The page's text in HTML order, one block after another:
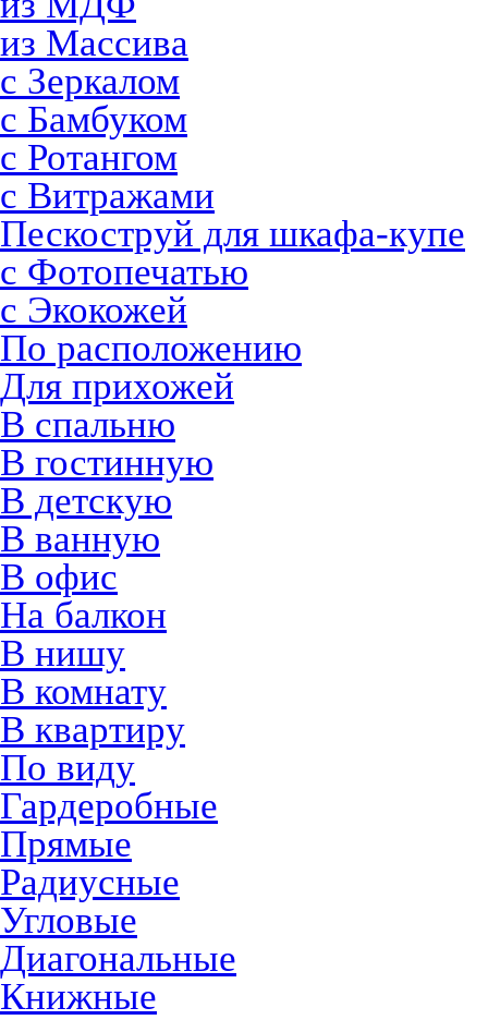
из Массива
с Зеркалом
с Бамбуком
с Ротангом
с Витражами
Пескоструй для шкафа-купе
с Фотопечатью
с Экокожей
По расположению
Для прихожей
В спальню
В гостинную
В детскую
В ванную
В офис
На балкон
В нишу
В комнату
В квартиру
По виду
Гардеробные
Прямые
Радиусные
Угловые
Диагональные
Книжные